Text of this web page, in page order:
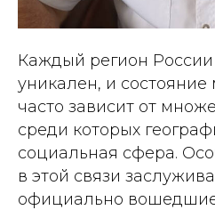
Каждый регион
уникален, и
часто зависит от
среди которых
социальная сфера.
в этой связи
официально